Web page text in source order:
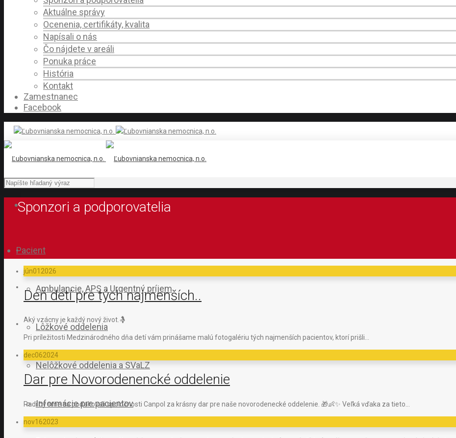
Aktuálne správy
Ocenenia, certifikáty, kvalita
Napísali o nás
Čo nájdete v areáli
Ponuka práce
História
Kontakt
Zamestnanec
Facebook
Pacient
Ambulancie, APS a Urgentný príjem
Lôžkové oddelenia
Nelôžkové oddelenia a SVaLZ
Informácie pre pacientov
Sponzori a podporovatelia
jún01 2026
Deň detí pre tých najmenších..
Aký vzácny je každý nový život.🤱
Pri príležitosti Medzinárodného dňa detí vám prinášame malú fotogalériu tých najmenších pacientov, ktorí prišli…
dec062024
Dar pre Novorodenencké oddelenie
Radi by sme sa poďakovali spoločnosti Canpol za krásny dar pre naše novorodenecké oddelenie. 🎁👶✨ Veľká vďaka za tieto…
nov162023